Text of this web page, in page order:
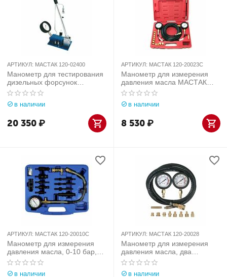
АРТИКУЛ: МАСТАК 120-02400
Манометр для тестирования
дизельных форсунок
МАСТАК 120-02400
в наличии
20 350₽
АРТИКУЛ: МАСТАК 120-20023C
Манометр для измерения
давления масла МАСТАК
120-20023C
в наличии
8 530₽
АРТИКУЛ: МАСТАК 120-20010C
Манометр для измерения
давления масла, 0-10 бар,
комплект адаптеров мастак
120-20010C MACTAK
в наличии
АРТИКУЛ: МАСТАК 120-20028
Манометр для измерения
давления масла, два
манометра, 0-7 и 0-20 бар
мастак 120-20028 MACTAK
в наличии